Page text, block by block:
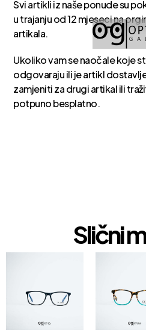
Svi artikli iz naše ponude su
u trajanju od 12 mjeseci na
artikala.
Ukoliko vam se naočale koje
odgovaraju ili je artikl
zamjeniti za drugi artikal ili
potpuno besplatno.
Slični
1+1